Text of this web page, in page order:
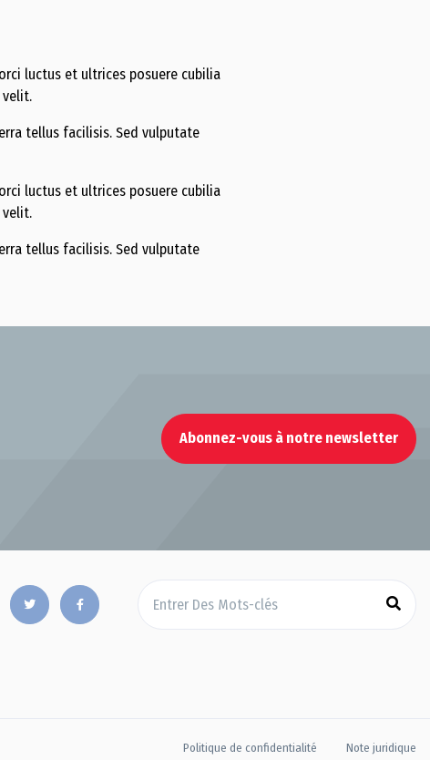
luctus et ultrices posuere cubilia
velit.
tellus facilisis. Sed vulputate
luctus et ultrices posuere cubilia
velit.
tellus facilisis. Sed vulputate
Abonnez-vous à notre newsletter
Politique de confidentialité Note juridique